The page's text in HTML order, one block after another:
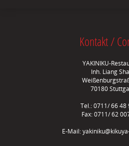
Kontakt /
YAKINIKU-
Inh. Liang
70180
Tel.: 0711/ 66 48
Fax: 0711/ 62
E-Mail: